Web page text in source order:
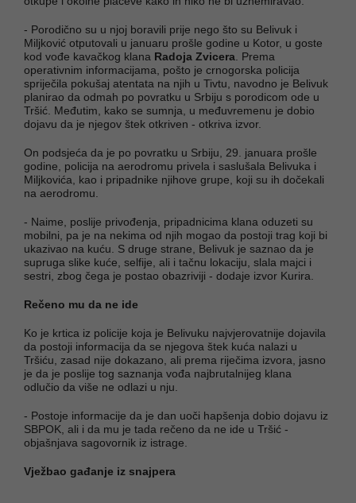
- Porodično su u njoj boravili prije nego što su Belivuk i
Miljković otputovali u januaru prošle godine u Kotor, u goste
kod vođe kavačkog klana Radoja Zvicera . Prema
operativnim informacijama, pošto je crnogorska policija
spriječila pokušaj atentata na njih u Tivtu, navodno je Belivuk
planirao da odmah po povratku u Srbiju s porodicom ode u
Tršić. Međutim, kako se sumnja, u međuvremenu je dobio
dojavu da je njegov štek otkriven - otkriva izvor.
On podsjeća da je po povratku u Srbiju, 29. januara prošle
godine, policija na aerodromu privela i saslušala Belivuka i
Miljkovića, kao i pripadnike njihove grupe, koji su ih dočekali
na aerodromu.
- Naime, poslije privođenja, pripadnicima klana oduzeti su
mobilni, pa je na nekima od njih mogao da postoji trag koji bi
ukazivao na kuću. S druge strane, Belivuk je saznao da je
supruga slike kuće, selfije, ali i tačnu lokaciju, slala majci i
sestri, zbog čega je postao obazriviji - dodaje izvor Kurira.
Rečeno mu da ne ide
Ko je krtica iz policije koja je Belivuku najvjerovatnije dojavila
da postoji informacija da se njegova štek kuća nalazi u
Tršiću, zasad nije dokazano, ali prema riječima izvora, jasno
je da je poslije tog saznanja vođa najbrutalnijeg klana
odlučio da više ne odlazi u nju.
- Postoje informacije da je dan uoči hapšenja dobio dojavu iz
SBPOK, ali i da mu je tada rečeno da ne ide u Tršić -
objašnjava sagovornik iz istrage.
Vježbao gađanje iz snajpera